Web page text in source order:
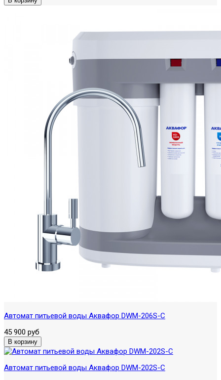
Автомат питьевой воды Аквафор DWM-206S-C
45 900 руб
Автомат питьевой воды Аквафор DWM-202S-C